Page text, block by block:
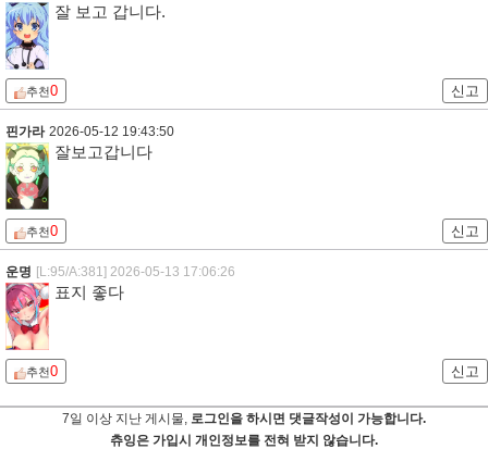
잘 보고 갑니다.
추천0 신고
핀가라 2026-05-12 19:43:50
잘보고갑니다
추천0 신고
운명 [L:95/A:381] 2026-05-13 17:06:26
표지 좋다
추천0 신고
7일 이상 지난 게시물, 로그인을 하시면 댓글작성이 가능합니다.
츄잉은 가입시 개인정보를 전혀 받지 않습니다.